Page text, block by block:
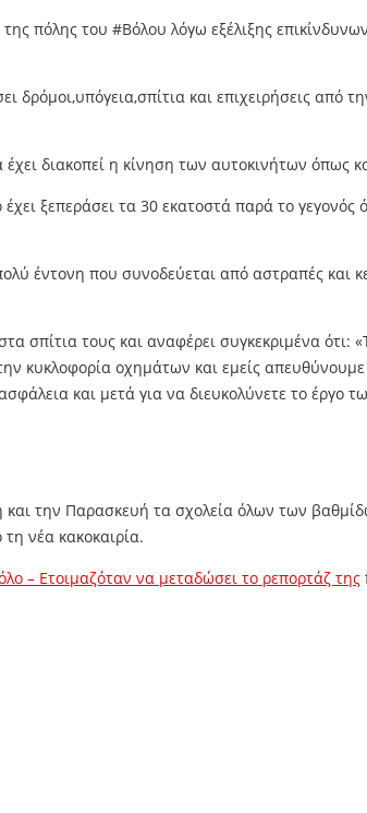
πόλης του #Βόλου λόγω εξέλιξης
και επιχειρήσεις από
διακοπεί η κίνηση των αυτοκινήτων όπως
ξεπεράσει τα 30 εκατοστά παρά το
έντονη που συνοδεύεται από αστραπές και
τους και αναφέρει συγκεκριμένα ότι:
οχημάτων και εμείς
και μετά για να διευκολύνετε το έργο
την Παρασκευή τα σχολεία όλων των
νέα κακοκαιρία.
– Ετοιμαζόταν να μεταδώσει το ρεπορτάζ της